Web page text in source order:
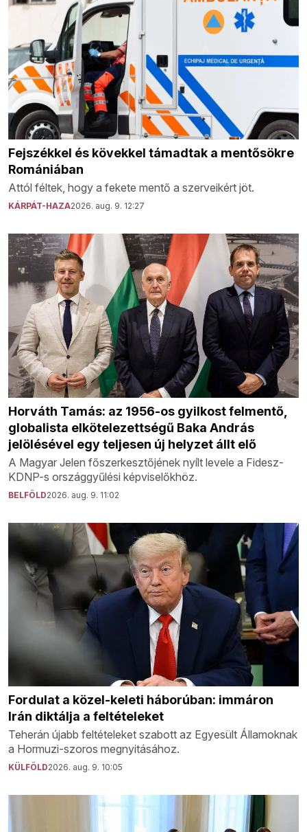
Fejszékkel és kövekkel támadtak a mentősökre
Romániában
Attól féltek, hogy a fekete mentő a szerveikért jöt.
KÁRPÁT-HAZA2026. aug. 9. 12:27
Horváth Tamás: az 1956-os gyilkost felmentő,
globalista elkötelezettségű Baka András
jelölésével egy teljesen új helyzet állt elő
A Magyar Jelen főszerkesztőjének nyílt levele a Fidesz-
KDNP-s országgyűlési képviselőkhöz.
BELFÖLD2026. aug. 9. 11:02
Fordulat a közel-keleti háborúban: immáron
Irán diktálja a feltételeket
Teherán újabb feltételeket szabott az Egyesült Államoknak
a Hormuzi-szoros megnyitásához.
KÜLFÖLD2026. aug. 9. 10:05